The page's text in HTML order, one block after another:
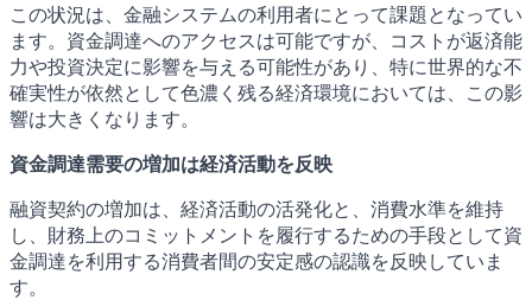
この状況は、金融システムの利用者にとって課題となってい
ます。資金調達へのアクセスは可能ですが、コストが返済能
力や投資決定に影響を与える可能性があり、特に世界的な不
確実性が依然として色濃く残る経済環境においては、この影
響は大きくなります。
資金調達需要の増加は経済活動を反映
融資契約の増加は、経済活動の活発化と、消費水準を維持
し、財務上のコミットメントを履行するための手段として資
金調達を利用する消費者間の安定感の認識を反映していま
す。